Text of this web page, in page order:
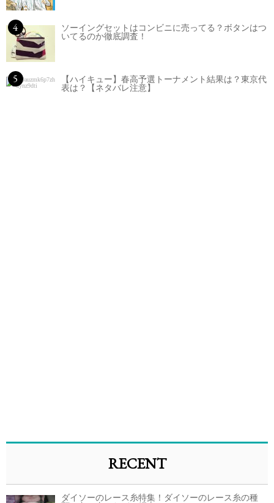
4
ソーイングセットはコンビニに売ってる？ボタンはつ
いてるのか徹底調査！
5
【ハイキュー】春高予選トーナメント結果は？東京代
表は？【ネタバレ注意】
RECENT
ダイソーのレース糸特集！ダイソーのレース糸の種